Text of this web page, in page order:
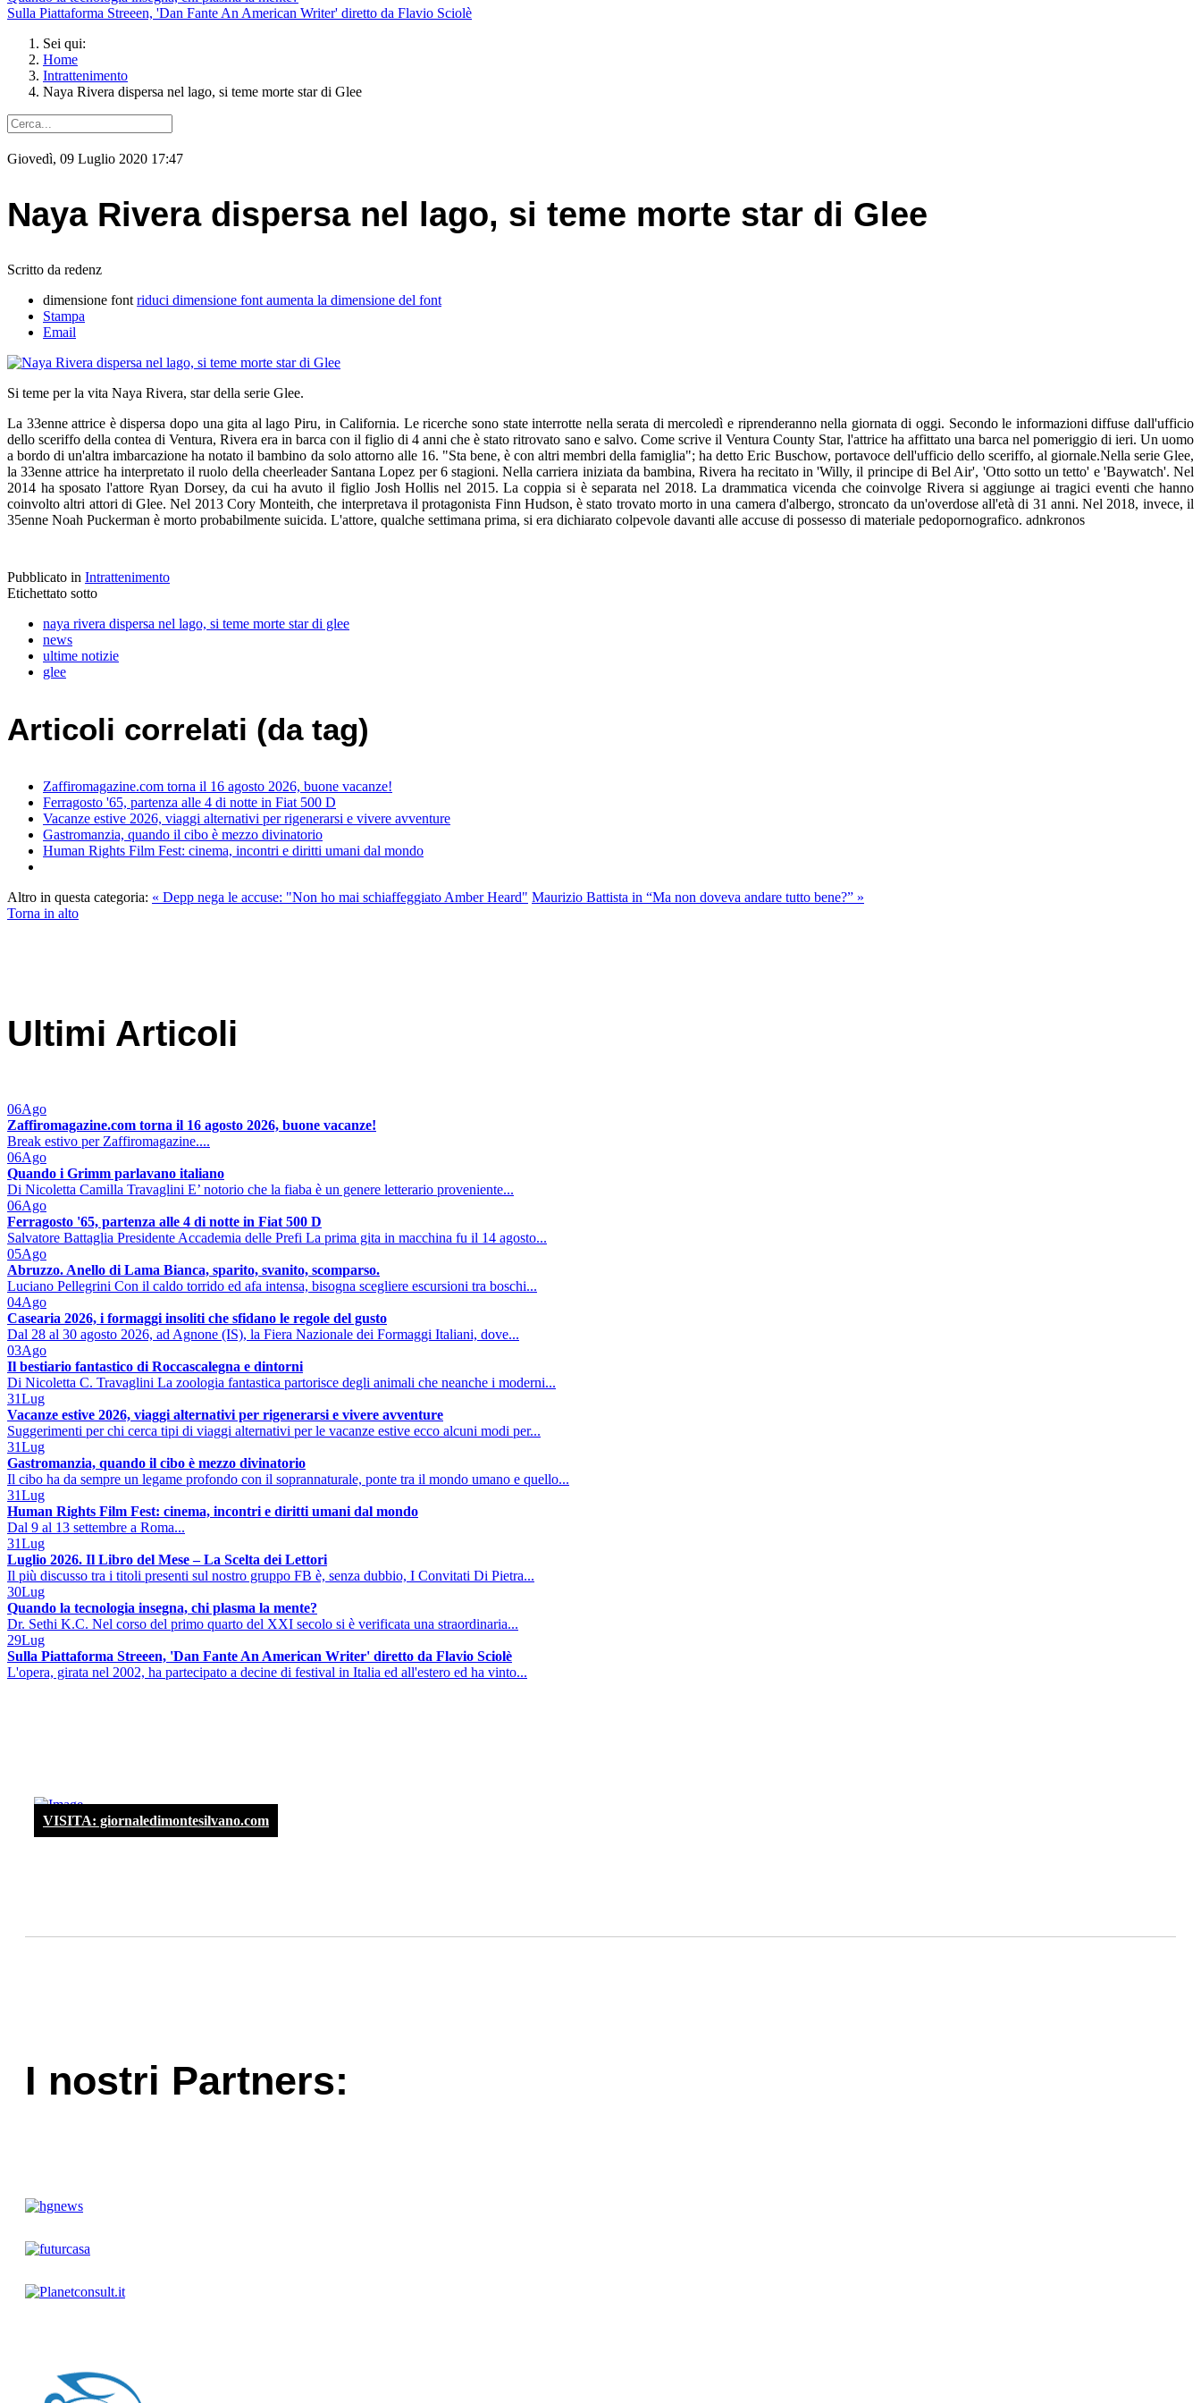
Sulla Piattaforma Streeen, 'Dan Fante An American Writer' diretto da Flavio Sciolè
Sei qui:
Home
Intrattenimento
Naya Rivera dispersa nel lago, si teme morte star di Glee
Giovedì, 09 Luglio 2020 17:47
Naya Rivera dispersa nel lago, si teme morte star di Glee
Scritto da redenz
dimensione font riduci dimensione font aumenta la dimensione del font
Stampa
Email
Si teme per la vita Naya Rivera, star della serie Glee.
La 33enne attrice è dispersa dopo una gita al lago Piru, in California. Le ricerche sono state interrotte nella serata di mercoledì e riprenderanno nella giornata di oggi. Secondo le informazioni diffuse dall'ufficio
dello sceriffo della contea di Ventura, Rivera era in barca con il figlio di 4 anni che è stato ritrovato sano e salvo. Come scrive il Ventura County Star, l'attrice ha affittato una barca nel pomeriggio di ieri. Un uomo
a bordo di un'altra imbarcazione ha notato il bambino da solo attorno alle 16. "Sta bene, è con altri membri della famiglia"; ha detto Eric Buschow, portavoce dell'ufficio dello sceriffo, al giornale.Nella serie Glee,
la 33enne attrice ha interpretato il ruolo della cheerleader Santana Lopez per 6 stagioni. Nella carriera iniziata da bambina, Rivera ha recitato in 'Willy, il principe di Bel Air', 'Otto sotto un tetto' e 'Baywatch'. Nel
2014 ha sposato l'attore Ryan Dorsey, da cui ha avuto il figlio Josh Hollis nel 2015. La coppia si è separata nel 2018. La drammatica vicenda che coinvolge Rivera si aggiunge ai tragici eventi che hanno
coinvolto altri attori di Glee. Nel 2013 Cory Monteith, che interpretava il protagonista Finn Hudson, è stato trovato morto in una camera d'albergo, stroncato da un'overdose all'età di 31 anni. Nel 2018, invece, il
35enne Noah Puckerman è morto probabilmente suicida. L'attore, qualche settimana prima, si era dichiarato colpevole davanti alle accuse di possesso di materiale pedopornografico. adnkronos
Pubblicato in Intrattenimento
Etichettato sotto
naya rivera dispersa nel lago, si teme morte star di glee
news
ultime notizie
glee
Articoli correlati (da tag)
Zaffiromagazine.com torna il 16 agosto 2026, buone vacanze!
Ferragosto '65, partenza alle 4 di notte in Fiat 500 D
Vacanze estive 2026, viaggi alternativi per rigenerarsi e vivere avventure
Gastromanzia, quando il cibo è mezzo divinatorio
Human Rights Film Fest: cinema, incontri e diritti umani dal mondo
Altro in questa categoria: « Depp nega le accuse: "Non ho mai schiaffeggiato Amber Heard" Maurizio Battista in “Ma non doveva andare tutto bene?” »
Torna in alto
Ultimi Articoli
06Ago
Zaffiromagazine.com torna il 16 agosto 2026, buone vacanze!
Break estivo per Zaffiromagazine....
06Ago
Quando i Grimm parlavano italiano
Di Nicoletta Camilla Travaglini E’ notorio che la fiaba è un genere letterario proveniente...
06Ago
Ferragosto '65, partenza alle 4 di notte in Fiat 500 D
Salvatore Battaglia Presidente Accademia delle Prefi La prima gita in macchina fu il 14 agosto...
05Ago
Abruzzo. Anello di Lama Bianca, sparito, svanito, scomparso.
Luciano Pellegrini Con il caldo torrido ed afa intensa, bisogna scegliere escursioni tra boschi...
04Ago
Casearia 2026, i formaggi insoliti che sfidano le regole del gusto
Dal 28 al 30 agosto 2026, ad Agnone (IS), la Fiera Nazionale dei Formaggi Italiani, dove...
03Ago
Il bestiario fantastico di Roccascalegna e dintorni
Di Nicoletta C. Travaglini La zoologia fantastica partorisce degli animali che neanche i moderni...
31Lug
Vacanze estive 2026, viaggi alternativi per rigenerarsi e vivere avventure
Suggerimenti per chi cerca tipi di viaggi alternativi per le vacanze estive ecco alcuni modi per...
31Lug
Gastromanzia, quando il cibo è mezzo divinatorio
Il cibo ha da sempre un legame profondo con il soprannaturale, ponte tra il mondo umano e quello...
31Lug
Human Rights Film Fest: cinema, incontri e diritti umani dal mondo
Dal 9 al 13 settembre a Roma...
31Lug
Luglio 2026. Il Libro del Mese – La Scelta dei Lettori
Il più discusso tra i titoli presenti sul nostro gruppo FB è, senza dubbio, I Convitati Di Pietra...
30Lug
Quando la tecnologia insegna, chi plasma la mente?
Dr. Sethi K.C. Nel corso del primo quarto del XXI secolo si è verificata una straordinaria...
29Lug
Sulla Piattaforma Streeen, 'Dan Fante An American Writer' diretto da Flavio Sciolè
L'opera, girata nel 2002, ha partecipato a decine di festival in Italia ed all'estero ed ha vinto...
VISITA: giornaledimontesilvano.com
I nostri Partners: